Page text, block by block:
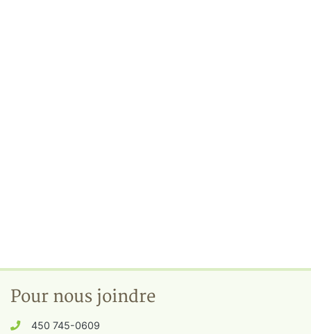
Pour nous joindre
450 745-0609